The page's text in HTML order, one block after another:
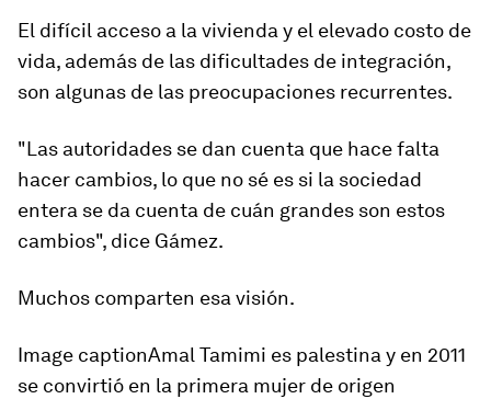
El difícil acceso a la vivienda y el elevado costo de
vida, además de las dificultades de integración,
son algunas de las preocupaciones recurrentes.
"Las autoridades se dan cuenta que hace falta
hacer cambios, lo que no sé es si la sociedad
entera se da cuenta de cuán grandes son estos
cambios", dice Gámez.
Muchos comparten esa visión.
Image captionAmal Tamimi es palestina y en 2011
se convirtió en la primera mujer de origen